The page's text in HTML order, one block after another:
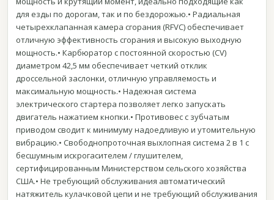
для езды по дорогам, так и по бездорожью.• Радиальная
четырехклапанная камера сгорания (RFVC) обеспечивает
отличную эффективность сгорания и высокую выходную
мощность.• Карбюратор с постоянной скоростью (CV)
диаметром 42,5 мм обеспечивает четкий отклик
дроссельной заслонки, отличную управляемость и
максимальную мощность.• Надежная система
электрического стартера позволяет легко запускать
двигатель нажатием кнопки.• Противовес с зубчатым
приводом сводит к минимуму надоедливую и утомительную
вибрацию.• Свободнопроточная выхлопная система 2 в 1 с
бесшумным искрогасителем / глушителем,
сертифицированным Министерством сельского хозяйства
США.• Не требующий обслуживания автоматический
натяжитель кулачковой цепи и не требующий обслуживания